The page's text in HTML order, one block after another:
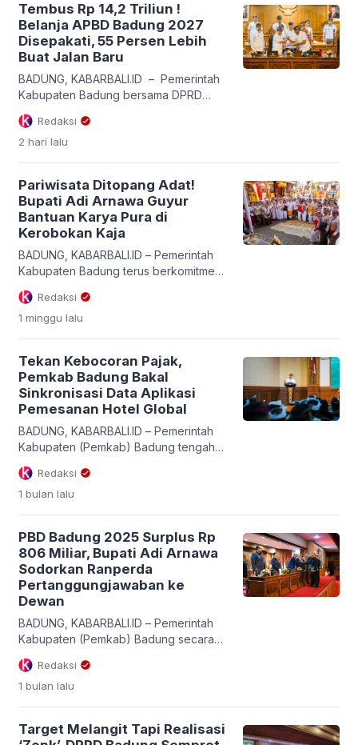
Tembus Rp 14,2 Triliun !
Belanja APBD Badung 2027
Disepakati, 55 Persen Lebih
Buat Jalan Baru
BADUNG, KABARBALI.ID – Pemerintah
Kabupaten Badung bersama DPRD
Kabupaten Badung resmi
menandatangani Nota Kesepakatan
Rancangan Kebijakan Umum Anggaran
Anggaran 2027. Penandatanganan
tersebut dilakukan dalam Rapat
Paripurna Masa Persidangan Pertama
DPRD Badung Tahun Sidang 2026–
2027 di Ruang Utama Gosana, Gedung
DPRD, Puspem Badung, Kamis
(6/8/2026). Rapat Paripurna dipimpin
oleh Ketua […]
Redaksi
2 hari lalu
Pariwisata Ditopang Adat!
Bupati Adi Arnawa Guyur
Bantuan Karya Pura di
Kerobokan Kaja
BADUNG, KABARBALI.ID – Pemerintah
Kabupaten Badung terus berkomitmen
mengembalikan Pendapatan Asli
Daerah (PAD) dari sektor pariwisata
untuk meringankan beban adat dan
Arnawa saat menghadiri uleman Karya
Mamungkah, Ngenteg Linggih, Mupuk
Pedagingan, lan Pedudusan Alit di Pura
Kayu Gede Kastuba, Banjar Gadon,
Kerobokan Kaja, Kuta Utara, […]
Redaksi
1 minggu lalu
Tekan Kebocoran Pajak,
Pemkab Badung Bakal
Sinkronisasi Data Aplikasi
Pemesanan Hotel Global
BADUNG, KABARBALI.ID – Pemerintah
Kabupaten (Pemkab) Badung tengah
menyiapkan strategi digital baru untuk
menekan kebocoran Pajak Barang dan
Jasa Tertentu (PBJT) di sektor jasa
integrasi data bersama sejumlah
platform digital penyedia akomodasi
global guna melacak rekam jejak
aktivitas menginap wisatawan secara
real-time. Platform digital yang
dimaksud […]
Redaksi
1 bulan lalu
PBD Badung 2025 Surplus Rp
806 Miliar, Bupati Adi Arnawa
Sodorkan Ranperda
Pertanggungjawaban ke
Dewan
BADUNG, KABARBALI.ID – Pemerintah
Kabupaten (Pemkab) Badung secara
resmi menyerahkan Rancangan
Peraturan Daerah (Ranperda) tentang
Pertanggungjawaban Pelaksanaan
keuangan yang telah melewati audit
Redaksi
1 bulan lalu
Target Melangit Tapi Realisasi